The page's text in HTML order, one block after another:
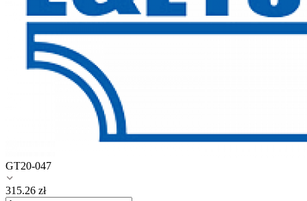
GT20-047
315.26 zł